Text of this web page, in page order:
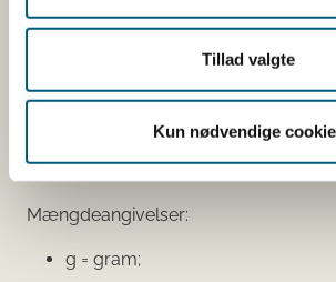
Tillad valgte
Kun nødvendige
virksomhedens smiley-status og de
Den fødevareafdeling, der fører tilsyn
virksomheden, er angivet.
Se fødevareafdelingernes
Mængdeangivelser:
g = gram;